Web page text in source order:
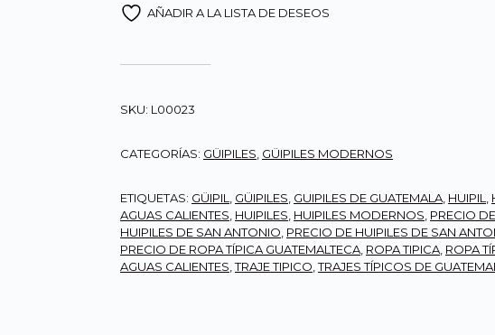
AÑADIR A LA LISTA DE DESEOS
SKU: L00023
CATEGORÍAS: GÜIPILES GÜIPILES MODERNOS
ETIQUETAS: GÜIPIL GÜIPILES GUIPILES DE GUATEMALA HUIPIL
AGUAS CALIENTES HUIPILES HUIPILES MODERNOS PRECIO
HUIPILES DE SAN ANTONIO PRECIO DE HUIPILES DE SAN
PRECIO DE ROPA TÍPICA GUATEMALTECA ROPA TIPICA ROPA
AGUAS CALIENTES ,TRAJE TIPICO ,TRAJES TÍPICOS DE